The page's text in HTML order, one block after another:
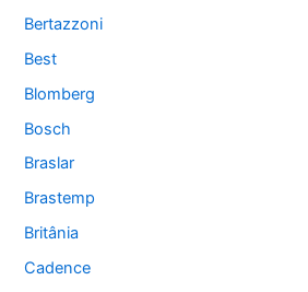
Bertazzoni
Best
Blomberg
Bosch
Braslar
Brastemp
Britânia
Cadence